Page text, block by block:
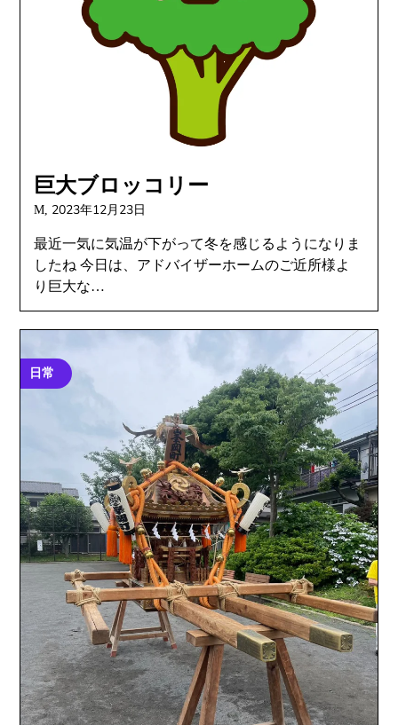
巨大ブロッコリー
M, 2023年12月23日
最近一気に気温が下がって冬を感じるようになりま
したね 今日は、アドバイザーホームのご近所様よ
り巨大な…
日常